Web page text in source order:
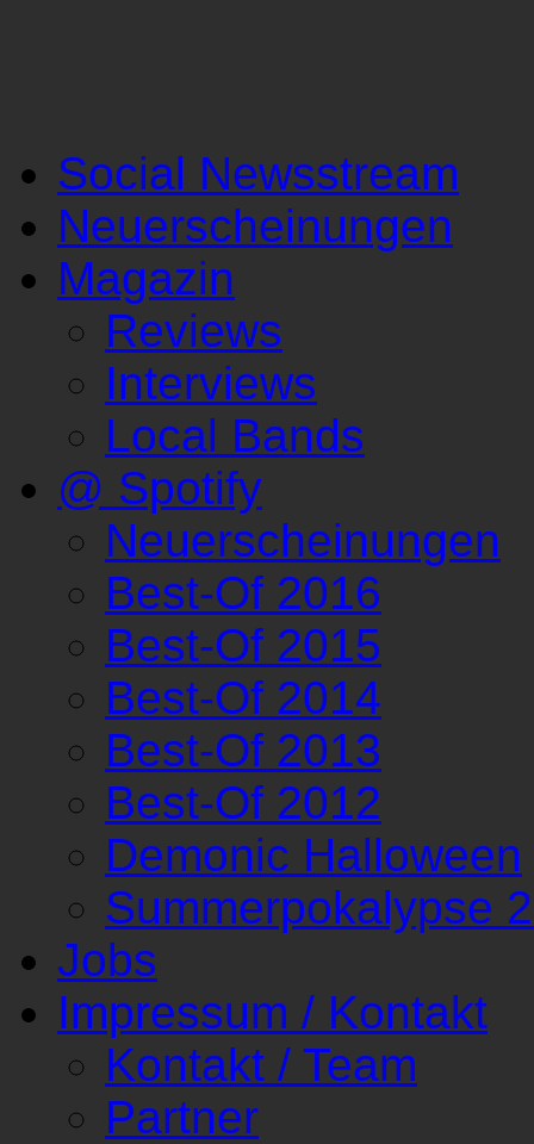
Social Newsstream
Neuerscheinungen
Magazin
Reviews
Interviews
Local Bands
@ Spotify
Neuerscheinungen
Best-Of 2016
Best-Of 2015
Best-Of 2014
Best-Of 2013
Best-Of 2012
Demonic Halloween
Summerpokalypse
Jobs
Impressum / Kontakt
Kontakt / Team
Partner